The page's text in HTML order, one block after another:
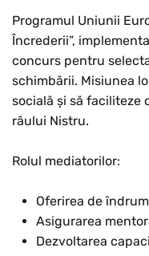
Programul Uniunii
Încrederii”,
concurs pentru
schimbării. Misiunea
socială și să faciliteze
râului Nistru.
Rolul mediatorilor:
Oferirea de
Asigurarea
Dezvoltarea